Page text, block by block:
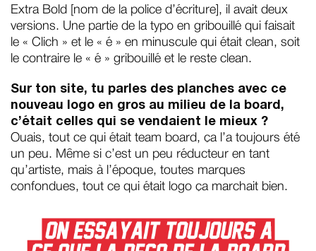
Extra Bold [nom de la police d’écriture], il avait deux
versions. Une partie de la typo en gribouillé qui faisait
le « Clich » et le « é » en minuscule qui était clean, soit
le contraire le « é » gribouillé et le reste clean.
Sur ton site, tu parles des planches avec ce
nouveau logo en gros au milieu de la board,
c’était celles qui se vendaient le mieux ?
Ouais, tout ce qui était team board, ça l’a toujours été
un peu. Même si c’est un peu réducteur en tant
qu’artiste, mais à l’époque, toutes marques
confondues, tout ce qui était logo ça marchait bien.